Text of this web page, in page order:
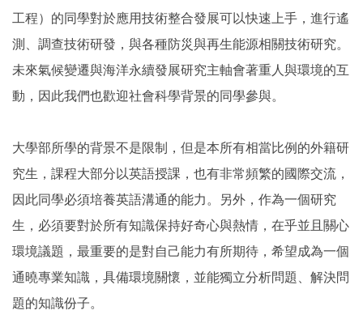
工程）的同學對於應用技術整合發展可以快速上手，進行遙
測、調查技術研發，與各種防災與再生能源相關技術研究。
未來氣候變遷與海洋永續發展研究主軸會著重人與環境的互
動，因此我們也歡迎社會科學背景的同學參與。
大學部所學的背景不是限制，但是本所有相當比例的外籍研
究生，課程大部分以英語授課，也有非常頻繁的國際交流，
因此同學必須培養英語溝通的能力。另外，作為一個研究
生，必須要對於所有知識保持好奇心與熱情，在乎並且關心
環境議題，最重要的是對自己能力有所期待，希望成為一個
通曉專業知識，具備環境關懷，並能獨立分析問題、解決問
題的知識份子。